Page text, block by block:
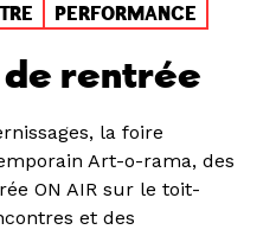
PERFORMANCE
rentrée
la foire
Art-o-rama, des
ON AIR sur le toit-
et des